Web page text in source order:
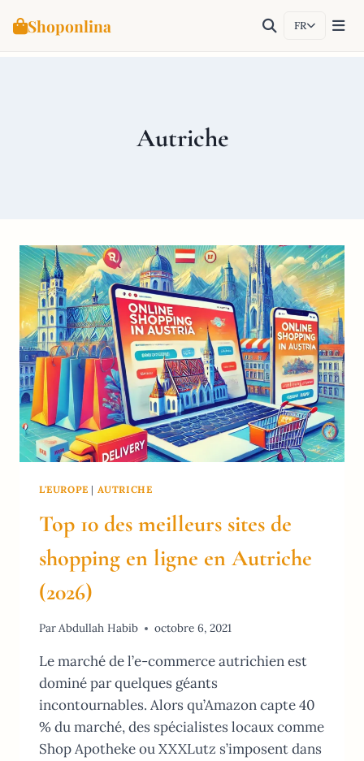
Shoponlina FR
Autriche
L'EUROPE | AUTRICHE
Top 10 des meilleurs sites de
shopping en ligne en Autriche
(2026)
ParAbdullah Habib octobre 6, 2021
Le marché de l’e-commerce autrichien est
dominé par quelques géants
incontournables. Alors qu’Amazon capte 40
% du marché, des spécialistes locaux comme
Shop Apotheke ou XXXLutz s’imposent dans